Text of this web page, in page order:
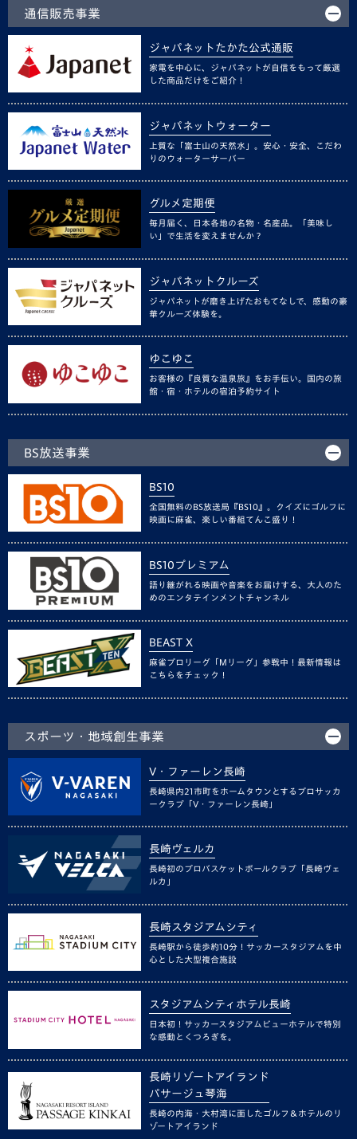
通信販売事業
ジャパネットたかた公式通販
家電を中心に、ジャパネットが自信をもって厳選
した商品だけをご紹介！
ジャパネットウォーター
上質な「富士山の天然水」。安心・安全、こだわ
りのウォーターサーバー
グルメ定期便
毎月届く、日本各地の名物・名産品。「美味し
い」で生活を変えませんか？
ジャパネットクルーズ
ジャパネットが磨き上げたおもてなしで、感動の豪
華クルーズ体験を。
ゆこゆこ
お客様の『良質な温泉旅』をお手伝い。国内の旅
館・宿・ホテルの宿泊予約サイト
BS放送事業
BS10
全国無料のBS放送局『BS10』。クイズにゴルフに
映画に麻雀、楽しい番組てんこ盛り！
BS10プレミアム
語り継がれる映画や音楽をお届けする、大人のた
めのエンタテインメントチャンネル
BEAST X
麻雀プロリーグ「Mリーグ」参戦中！最新情報は
こちらをチェック！
スポーツ・地域創生事業
V・ファーレン長崎
長崎県内21市町をホームタウンとするプロサッカ
ークラブ「V・ファーレン長崎」
長崎ヴェルカ
長崎初のプロバスケットボールクラブ「長崎ヴェ
ルカ」
長崎スタジアムシティ
長崎駅から徒歩約10分！サッカースタジアムを中
心とした大型複合施設
スタジアムシティホテル長崎
日本初！サッカースタジアムビューホテルで特別
な感動とくつろぎを。
長崎リゾートアイランド
パサージュ琴海
長崎の内海・大村湾に面したゴルフ＆ホテルのリ
ゾートアイランド